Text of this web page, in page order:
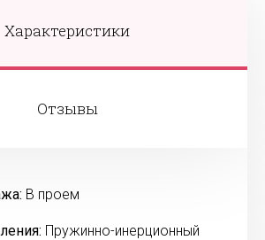
Характеристики
Отзывы
В проем
Пружинно-инерционный